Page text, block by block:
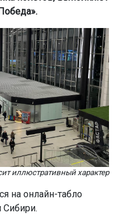
иллюстративный характер
на онлайн-табло